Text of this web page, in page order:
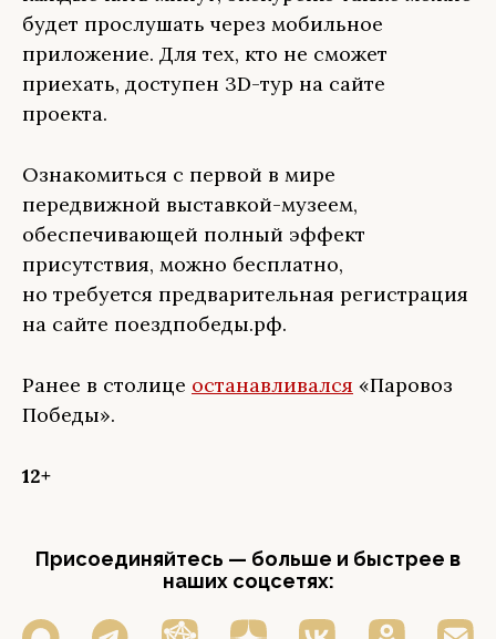
будет прослушать через мобильное
приложение. Для тех, кто не сможет
приехать, доступен 3D-тур на сайте
проекта.
Ознакомиться с первой в мире
передвижной выставкой-музеем,
обеспечивающей полный эффект
присутствия, можно бесплатно,
но требуется предварительная регистрация
на сайте поездпобеды.рф.
Ранее в столице останавливался «Паровоз
Победы».
12+
Присоединяйтесь — больше и быстрее в
наших соцсетях: